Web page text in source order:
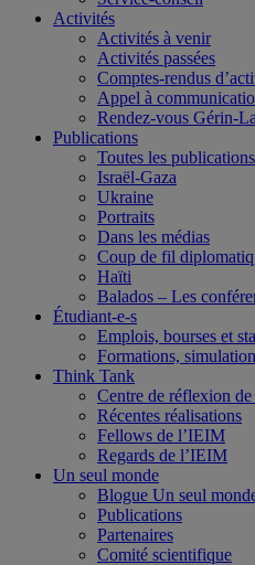
Activités
Activités à venir
Activités passées
Comptes-rendus
Appel à
Rendez-vous Gérin-
Publications
Toutes les publications
Israël-Gaza
Ukraine
Portraits
Dans les médias
Coup de fil
Haïti
Balados – Les
Étudiant-e-s
Emplois, bourses et
Formations,
Think Tank
Centre de réflexion
Récentes réalisations
Fellows de l’IEIM
Regards de l’IEIM
Un seul monde
Blogue Un seul
Publications
Partenaires
Comité scientifique